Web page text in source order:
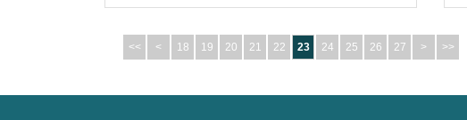
<< < 18 19 20 21 22 23 24 25 26 27 > >>